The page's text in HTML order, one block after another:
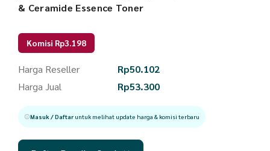
& Ceramide Essence Toner
Komisi Rp3.198
Harga Reseller Rp50.102
Harga Jual
Rp53.300
Masuk / Daftaruntuk melihat update harga & komisi terbaru